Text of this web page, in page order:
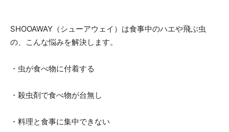
SHOOAWAY（シューアウェイ）は食事中のハエや飛ぶ虫
の、こんな悩みを解決します。
・虫が食べ物に付着する
・殺虫剤で食べ物が台無し
・料理と食事に集中できない